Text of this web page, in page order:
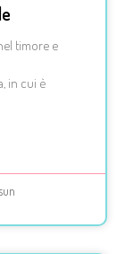
timore e
in cui è